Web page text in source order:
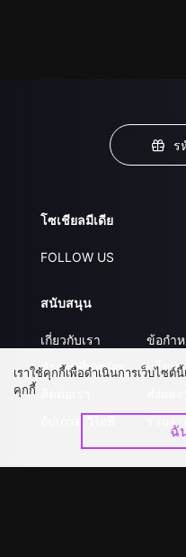
ร
โซเชียลมีเดีย
FOLLOW US
สนับสนุน
เกี่ยวกับเรา
คำถามที่พบบ่อย
ข้อกำ
นโยบ
เราใช้คุกกี้เพื่อดำเนินการเว็บไซต์
คุกกี้
ฉั